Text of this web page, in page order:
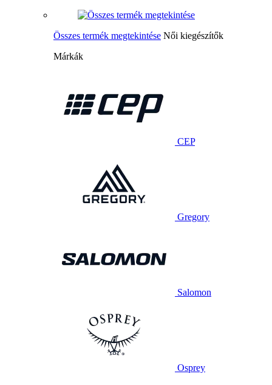
Összes termék megtekintése Női kiegészítők
Márkák
CEP
Gregory
Salomon
Osprey